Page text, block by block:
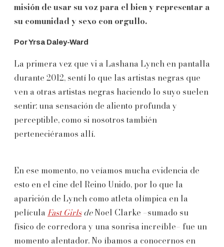
misión de usar su voz para el bien y representar a
su comunidad y sexo con orgullo.
Por Yrsa Daley-Ward
La primera vez que vi a Lashana Lynch en pantalla
durante 2012, sentí lo que las artistas negras que
ven a otras artistas negras haciendo lo suyo suelen
sentir: una sensación de aliento profunda y
perceptible, como si nosotros también
perteneciéramos allí.
En ese momento, no veíamos mucha evidencia de
esto en el cine del Reino Unido, por lo que la
aparición de Lynch como atleta olímpica en la
película Fast GirlsdeNoel Clarke –sumado su
físico de corredora y una sonrisa increíble– fue un
momento alentador. No íbamos a conocernos en